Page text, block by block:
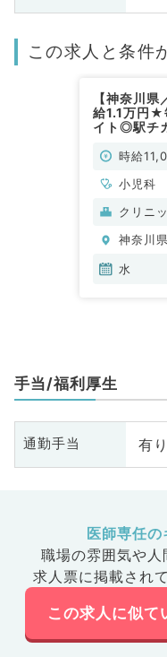
この求人と条件
【神奈川
給1.1万円★
イト◎駅チ
時給
小児科
クリニ
神奈川
水
手当/福利厚生
通勤手当 有り
医師専任
職場の雰囲気や人
求人票に掲載され
この求人に似て